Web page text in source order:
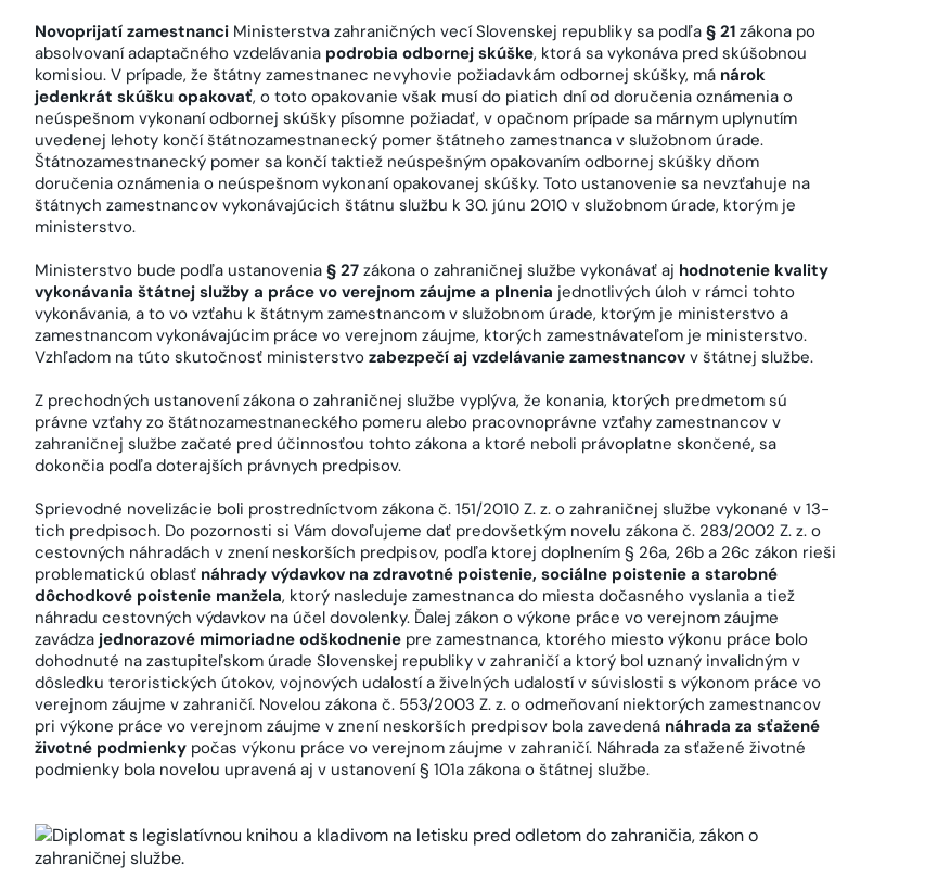
Novoprijatí zamestnanci Ministerstva zahraničných vecí Slovenskej republiky sa podľa § 21 zákona po
absolvovaní adaptačného vzdelávania podrobia odbornej skúške, ktorá sa vykonáva pred skúšobnou
komisiou. V prípade, že štátny zamestnanec nevyhovie požiadavkám odbornej skúšky, má nárok
jedenkrát skúšku opakovať, o toto opakovanie však musí do piatich dní od doručenia oznámenia o
neúspešnom vykonaní odbornej skúšky písomne požiadať, v opačnom prípade sa márnym uplynutím
uvedenej lehoty končí štátnozamestnanecký pomer štátneho zamestnanca v služobnom úrade.
Štátnozamestnanecký pomer sa končí taktiež neúspešným opakovaním odbornej skúšky dňom
doručenia oznámenia o neúspešnom vykonaní opakovanej skúšky. Toto ustanovenie sa nevzťahuje na
štátnych zamestnancov vykonávajúcich štátnu službu k 30. júnu 2010 v služobnom úrade, ktorým je
ministerstvo.
Ministerstvo bude podľa ustanovenia § 27 zákona o zahraničnej službe vykonávať aj hodnotenie kvality
vykonávania štátnej služby a práce vo verejnom záujme a plnenia jednotlivých úloh v rámci tohto
vykonávania, a to vo vzťahu k štátnym zamestnancom v služobnom úrade, ktorým je ministerstvo a
zamestnancom vykonávajúcim práce vo verejnom záujme, ktorých zamestnávateľom je ministerstvo.
Vzhľadom na túto skutočnosť ministerstvo zabezpečí aj vzdelávanie zamestnancov v štátnej službe.
Z prechodných ustanovení zákona o zahraničnej službe vyplýva, že konania, ktorých predmetom sú
právne vzťahy zo štátnozamestnaneckého pomeru alebo pracovnoprávne vzťahy zamestnancov v
zahraničnej službe začaté pred účinnosťou tohto zákona a ktoré neboli právoplatne skončené, sa
dokončia podľa doterajších právnych predpisov.
Sprievodné novelizácie boli prostredníctvom zákona č. 151/2010 Z. z. o zahraničnej službe vykonané v 13-
tich predpisoch. Do pozornosti si Vám dovoľujeme dať predovšetkým novelu zákona č. 283/2002 Z. z. o
cestovných náhradách v znení neskorších predpisov, podľa ktorej doplnením § 26a, 26b a 26c zákon rieši
problematickú oblasť náhrady výdavkov na zdravotné poistenie, sociálne poistenie a starobné
dôchodkové poistenie manžela, ktorý nasleduje zamestnanca do miesta dočasného vyslania a tiež
náhradu cestovných výdavkov na účel dovolenky. Ďalej zákon o výkone práce vo verejnom záujme
zavádza jednorazové mimoriadne odškodnenie pre zamestnanca, ktorého miesto výkonu práce bolo
dohodnuté na zastupiteľskom úrade Slovenskej republiky v zahraničí a ktorý bol uznaný invalidným v
dôsledku teroristických útokov, vojnových udalostí a živelných udalostí v súvislosti s výkonom práce vo
verejnom záujme v zahraničí. Novelou zákona č. 553/2003 Z. z. o odmeňovaní niektorých zamestnancov
pri výkone práce vo verejnom záujme v znení neskorších predpisov bola zavedená náhrada za sťažené
životné podmienky počas výkonu práce vo verejnom záujme v zahraničí. Náhrada za sťažené životné
podmienky bola novelou upravená aj v ustanovení § 101a zákona o štátnej službe.